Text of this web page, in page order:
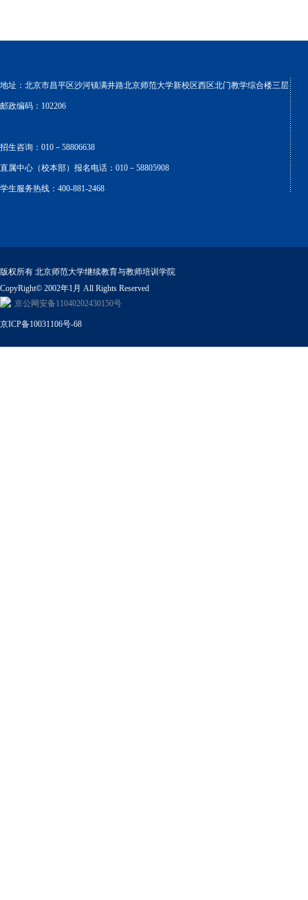
地址：北京市昌平区沙河镇满井路北京师范大学新校区西区北门教学综合楼三层
邮政编码：102206
招生咨询：010－58806638
直属中心（校本部）报名电话：010－58805908
学生服务热线：400-881-2468
版权所有 北京师范大学继续教育与教师培训学院
CopyRight© 2002年1月 All Rights Reserved
京公网安备11040202430150号
京ICP备10031106号-68